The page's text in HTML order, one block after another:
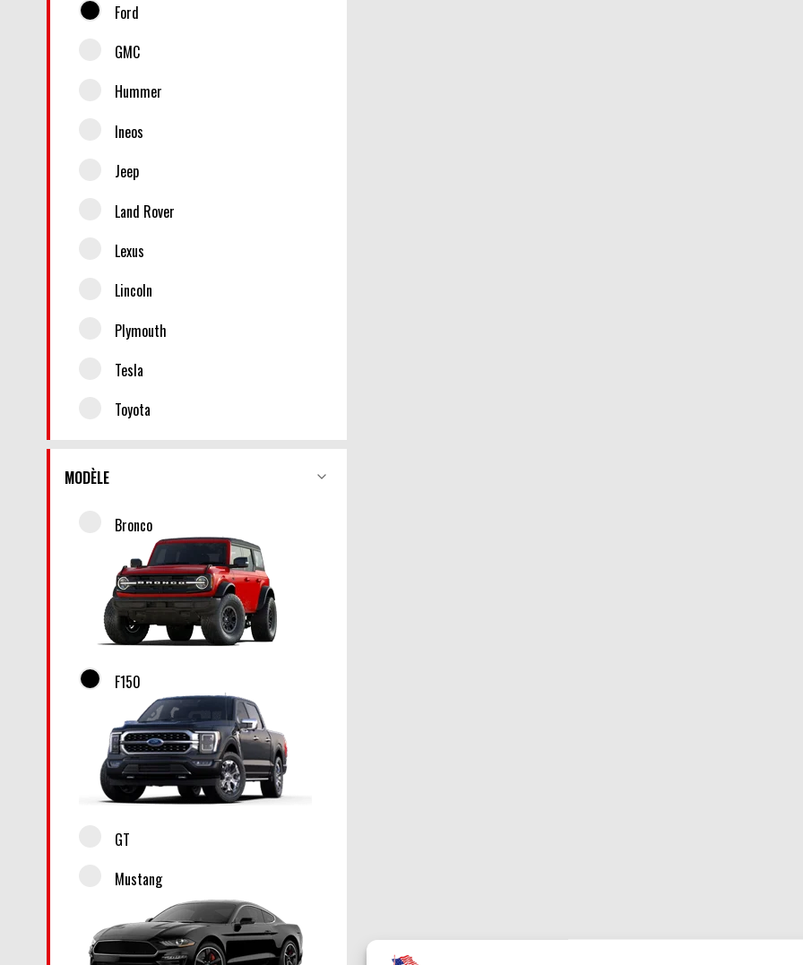
Ford
GMC
Hummer
Ineos
Jeep
Land Rover
Lexus
Lincoln
Plymouth
Tesla
Toyota
MODÈLE
Bronco
F150
GT
Mustang